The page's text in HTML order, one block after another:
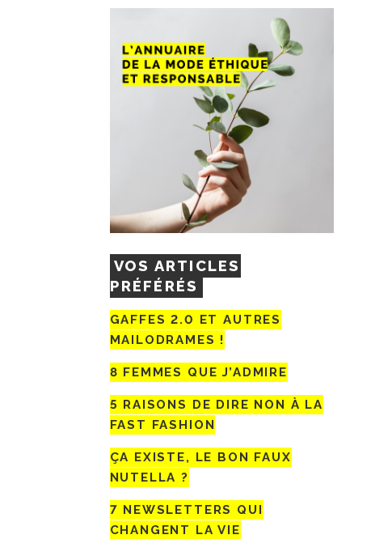
VOS ARTICLES
PRÉFÉRÉS
GAFFES 2.0 ET AUTRES
MAILODRAMES !
8 FEMMES QUE J’ADMIRE
5 RAISONS DE DIRE NON À LA
FAST FASHION
ÇA EXISTE, LE BON FAUX
NUTELLA ?
7 NEWSLETTERS QUI
CHANGENT LA VIE